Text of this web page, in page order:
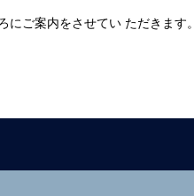
ご案内をさせてい ただきます。